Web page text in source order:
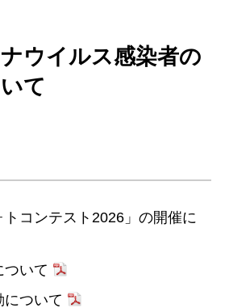
ウイルス感染者の
て
トコンテスト2026」の開催に
ついて
について